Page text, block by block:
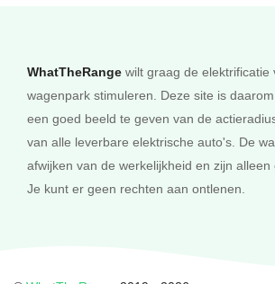
WhatTheRange wilt graag de elektrificatie
wagenpark stimuleren. Deze site is
een goed beeld te geven van de
van alle leverbare elektrische auto's. De
afwijken van de werkelijkheid en zijn
Je kunt er geen rechten aan ontlenen.